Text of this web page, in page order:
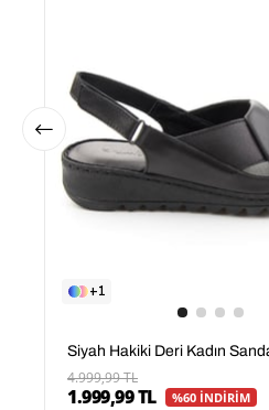
1
4.999,99 TL
1.999,99 TL %60 İNDİRİM